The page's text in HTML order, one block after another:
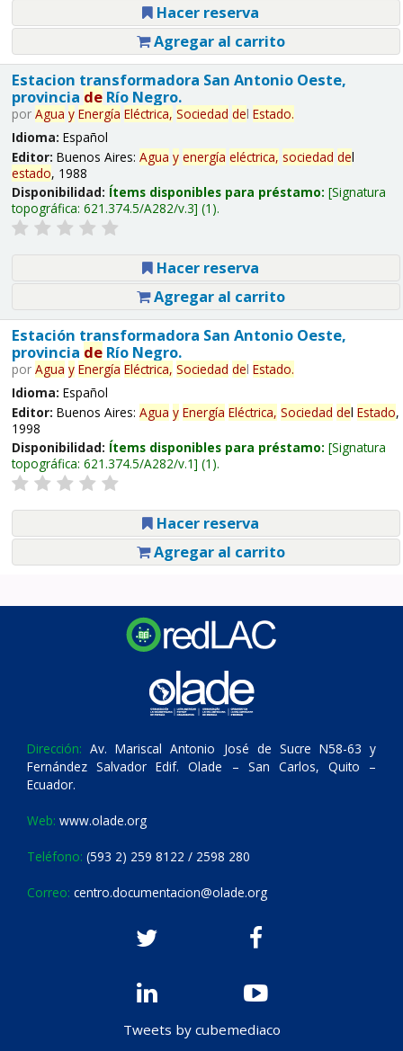
Hacer reserva
Agregar al carrito
Estacion transformadora San Antonio Oeste,
provincia deRío Negro.
por Agua y Energía Eléctrica, Sociedad del Estado.
Idioma: Español
Editor: Buenos Aires: Agua y energía eléctrica, sociedad del
estado, 1988
Disponibilidad: Ítems disponibles para préstamo: Signatura
topográfica: 621.374.5/A282/v.3 (1).
Hacer reserva
Agregar al carrito
Estación transformadora San Antonio Oeste,
provincia deRío Negro.
por Agua y Energía Eléctrica, Sociedad del Estado.
Idioma: Español
Editor: Buenos Aires: Agua y Energía Eléctrica, Sociedad del Estado,
1998
Disponibilidad: Ítems disponibles para préstamo: Signatura
topográfica: 621.374.5/A282/v.1 (1).
Hacer reserva
Agregar al carrito
Dirección: Av. Mariscal Antonio José de Sucre N58-63 y
Fernández Salvador Edif. Olade – San Carlos, Quito –
Ecuador.
Web: www.olade.org
Teléfono: (593 2) 259 8122 / 2598 280
Correo: centro.documentacion@olade.org
Tweets by cubemediaco